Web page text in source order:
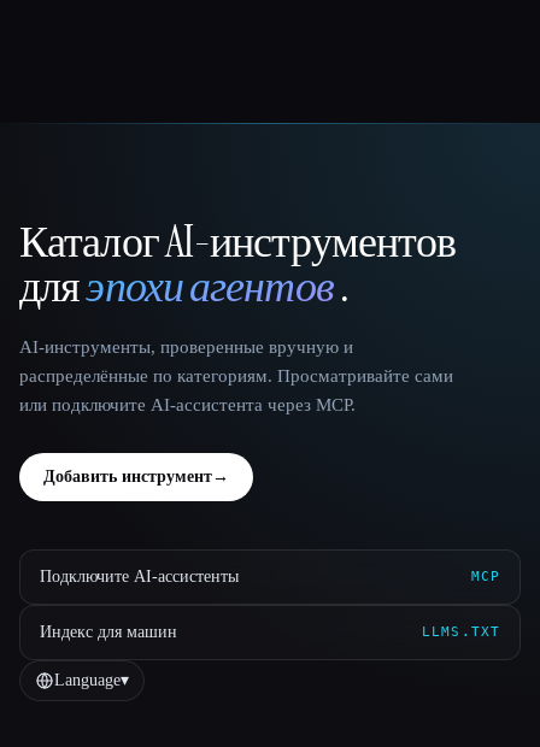
That AI Collection
Каталог AI-инструментов
дляэпохи агентов.
AI-инструменты, проверенные вручную и
распределённые по категориям. Просматривайте сами
или подключите AI-ассистента через MCP.
Добавить инструмент→
Подключите AI-ассистенты MCP
Индекс для машин LLMS.TXT
Language▾